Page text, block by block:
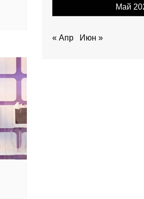
Май
« Апр Июн »